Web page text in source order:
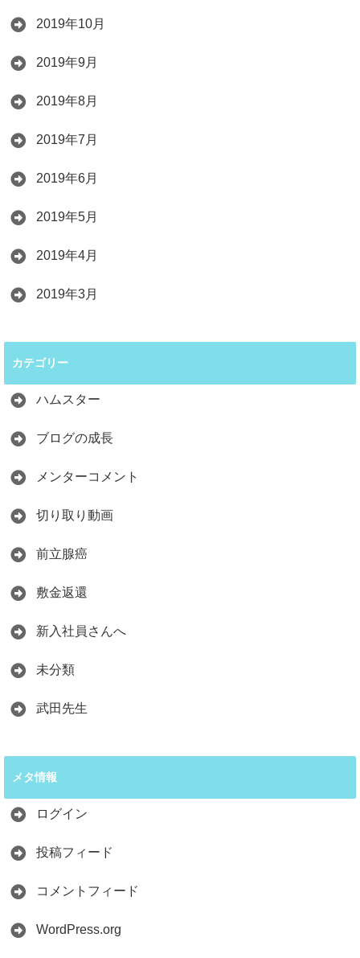
2019年10月
2019年9月
2019年8月
2019年7月
2019年6月
2019年5月
2019年4月
2019年3月
カテゴリー
ハムスター
ブログの成長
メンターコメント
切り取り動画
前立腺癌
敷金返還
新入社員さんへ
未分類
武田先生
メタ情報
ログイン
投稿フィード
コメントフィード
WordPress.org